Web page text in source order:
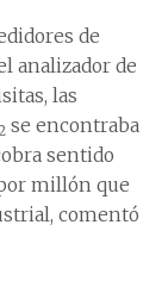
de
analizador de
las
se encontraba
sentido
millón que
comentó